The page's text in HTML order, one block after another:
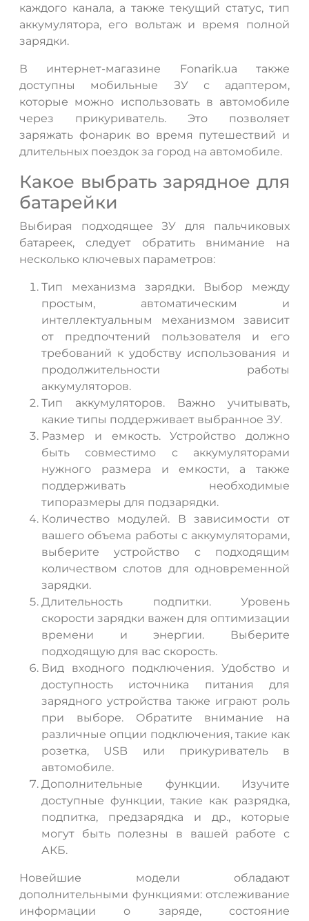
каждого канала, а также текущий статус, тип
аккумулятора, его вольтаж и время полной
зарядки.
В интернет-магазине Fonarik.ua также
доступны мобильные ЗУ с адаптером,
которые можно использовать в автомобиле
через прикуриватель. Это позволяет
заряжать фонарик во время путешествий и
длительных поездок за город на автомобиле.
Какое выбрать зарядное для
батарейки
Выбирая подходящее ЗУ для пальчиковых
батареек, следует обратить внимание на
несколько ключевых параметров:
Тип механизма зарядки. Выбор между
простым, автоматическим и
интеллектуальным механизмом зависит
от предпочтений пользователя и его
требований к удобству использования и
продолжительности работы
аккумуляторов.
Тип аккумуляторов. Важно учитывать,
какие типы поддерживает выбранное ЗУ.
Размер и емкость. Устройство должно
быть совместимо с аккумуляторами
нужного размера и емкости, а также
поддерживать необходимые
типоразмеры для подзарядки.
Количество модулей. В зависимости от
вашего объема работы с аккумуляторами,
выберите устройство с подходящим
количеством слотов для одновременной
зарядки.
Длительность подпитки. Уровень
скорости зарядки важен для оптимизации
времени и энергии. Выберите
подходящую для вас скорость.
Вид входного подключения. Удобство и
доступность источника питания для
зарядного устройства также играют роль
при выборе. Обратите внимание на
различные опции подключения, такие как
розетка, USB или прикуриватель в
автомобиле.
Дополнительные функции. Изучите
доступные функции, такие как разрядка,
подпитка, предзарядка и др., которые
могут быть полезны в вашей работе с
АКБ.
Новейшие модели обладают
дополнительными функциями: отслеживание
информации о заряде, состояние